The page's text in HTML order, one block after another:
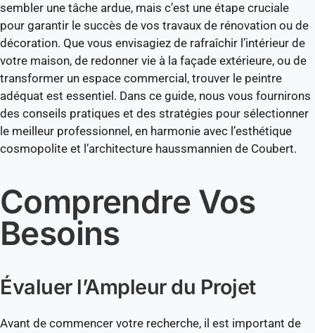
sembler une tâche ardue, mais c’est une étape cruciale
pour garantir le succès de vos travaux de rénovation ou de
décoration. Que vous envisagiez de rafraîchir l’intérieur de
votre maison, de redonner vie à la façade extérieure, ou de
transformer un espace commercial, trouver le peintre
adéquat est essentiel. Dans ce guide, nous vous fournirons
des conseils pratiques et des stratégies pour sélectionner
le meilleur professionnel, en harmonie avec l’esthétique
cosmopolite et l’architecture haussmannien de Coubert.
Comprendre Vos
Besoins
Évaluer l’Ampleur du Projet
Avant de commencer votre recherche, il est important de